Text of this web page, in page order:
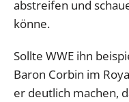
abstreifen und
könne.
Sollte WWE ihn
Baron Corbin im
er deutlich machen,